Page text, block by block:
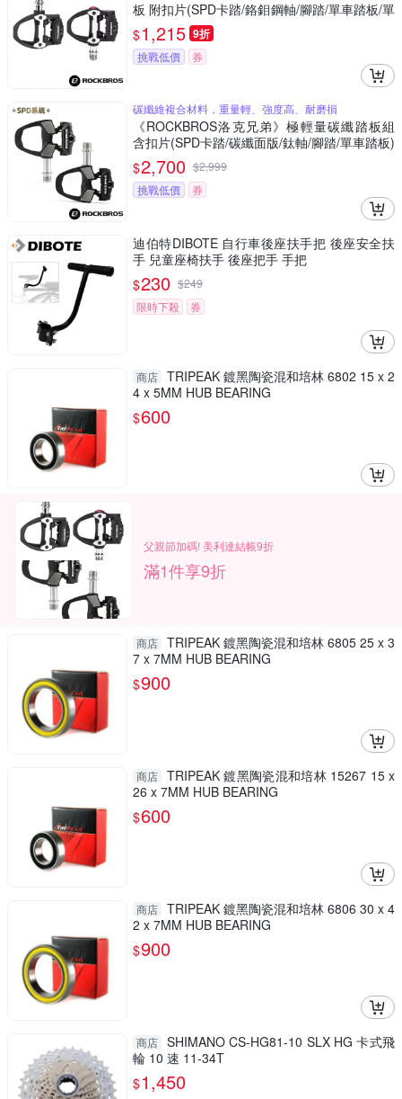
板 附扣片(SPD卡踏/鉻鉬鋼軸/腳踏/單車踏板/單
車)
$1,215 9折
挑戰低價 券
碳纖維複合材料，重量輕、強度高、耐磨損
《ROCKBROS洛克兄弟》極輕量碳纖踏板組
含扣片(SPD卡踏/碳纖面版/鈦軸/腳踏/單車踏板)
$2,700 $2,999
挑戰低價
券
迪伯特DIBOTE 自行車後座扶手把 後座安全扶
手 兒童座椅扶手 後座把手 手把
$230 $249
限時下殺
券
商店 TRIPEAK 鍍黑陶瓷混和培林 6802 15 x 2
4 x 5MM HUB BEARING
$600
父親節加碼! 美利達結帳9折
滿1件享9折
商店 TRIPEAK 鍍黑陶瓷混和培林 6805 25 x 3
7 x 7MM HUB BEARING
$900
商店 TRIPEAK 鍍黑陶瓷混和培林 15267 15 x
26 x 7MM HUB BEARING
$600
商店 TRIPEAK 鍍黑陶瓷混和培林 6806 30 x 4
2 x 7MM HUB BEARING
$900
商店 SHIMANO CS-HG81-10 SLX HG 卡式飛
輪 10 速 11-34T
$1,450